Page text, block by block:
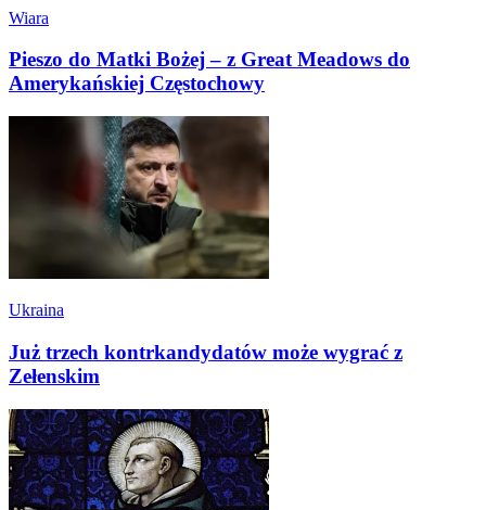
Wiara
Pieszo do Matki Bożej – z Great Meadows do
Amerykańskiej Częstochowy
Ukraina
Już trzech kontrkandydatów może wygrać z
Zełenskim